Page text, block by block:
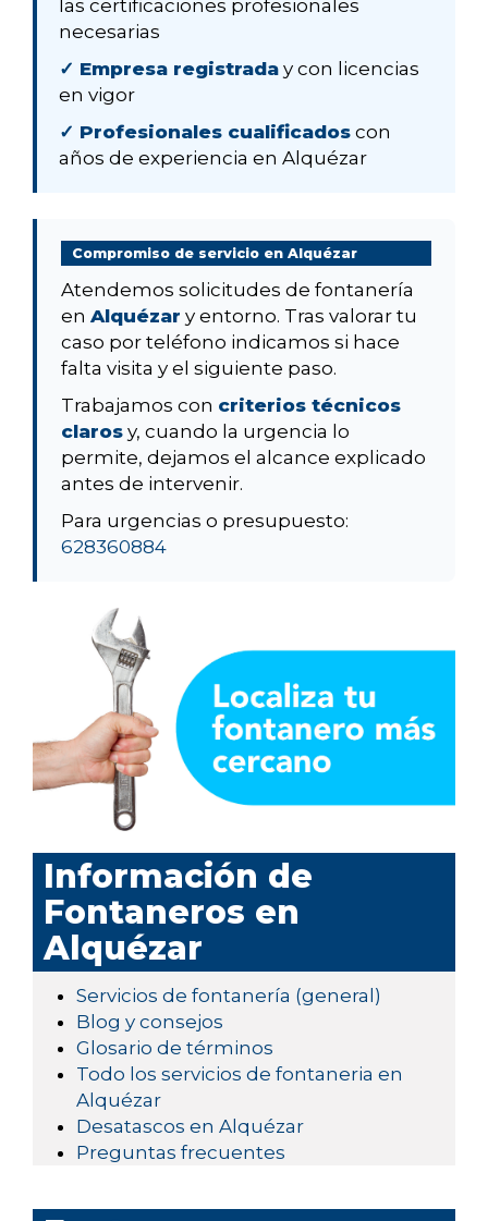
las certificaciones profesionales
necesarias
✓ Empresa registrada y con licencias
en vigor
✓ Profesionales cualificados con
años de experiencia en Alquézar
Compromiso de servicio en Alquézar
Atendemos solicitudes de fontanería
en Alquézar y entorno. Tras valorar tu
caso por teléfono indicamos si hace
falta visita y el siguiente paso.
Trabajamos con criterios técnicos
claros y, cuando la urgencia lo
permite, dejamos el alcance explicado
antes de intervenir.
Para urgencias o presupuesto:
628360884
Información de
Fontaneros en
Alquézar
Servicios de fontanería (general)
Blog y consejos
Glosario de términos
Todo los servicios de fontaneria en
Alquézar
Desatascos en Alquézar
Preguntas frecuentes